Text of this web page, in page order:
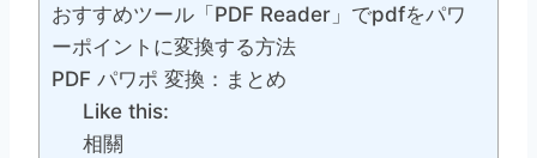
おすすめツール「PDF Reader」でpdfをパワ
ーポイントに変換する方法
PDF パワポ 変換：まとめ
Like this:
相關